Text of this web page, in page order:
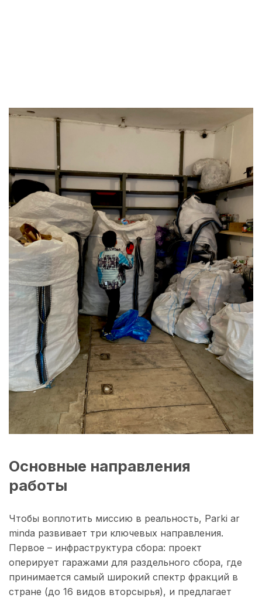
Основные направления
работы
Чтобы воплотить миссию в реальность, Parki ar
minda развивает три ключевых направления.
Первое – инфраструктура сбора: проект
оперирует гаражами для раздельного сбора, где
принимается самый широкий спектр фракций в
стране (до 16 видов вторсырья), и предлагает